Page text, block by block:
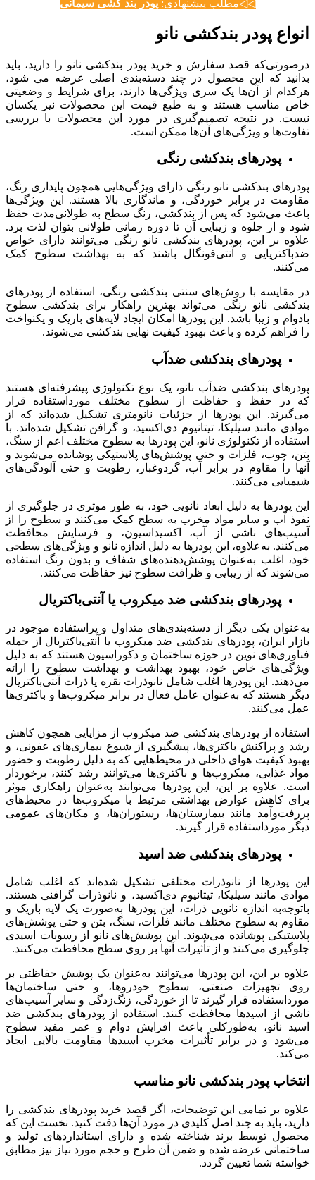
◁◁مطلب پیشنهادی:پودر بند کشی سیمانی
انواع پودر بندکشی نانو
درصورتی‌که قصد سفارش و خرید پودر بندکشی نانو را دارید، باید
بدانید که این محصول در چند دسته‌بندی اصلی عرضه می شود،
هرکدام از آن‌ها یک سری ویژگی‌ها دارند، برای شرایط و وضعیتی
خاص مناسب هستند و به طبع قیمت این محصولات نیز یکسان
نیست. در نتیجه تصمیم‌گیری در مورد این محصولات با بررسی
تفاوت‌ها و ویژگی‌های آن‌ها ممکن است.
پودرهای بندکشی رنگی
پودرهای بندکشی نانو رنگی دارای ویژگی‌هایی همچون پایداری رنگ،
مقاومت در برابر خوردگی، و ماندگاری بالا هستند. این ویژگی‌ها
باعث می‌شود که پس از بندکشی، رنگ سطح به طولانی‌مدت حفظ
شود و از جلوه و زیبایی آن تا دوره زمانی طولانی بتوان لذت برد.
علاوه بر این، پودرهای بندکشی نانو رنگی می‌توانند دارای خواص
ضدباکتریایی و آنتی‌فونگال باشند که به بهداشت سطوح کمک
می‌کنند.
در مقایسه با روش‌های سنتی بندکشی رنگی، استفاده از پودرهای
بندکشی نانو رنگی می‌تواند بهترین راهکار برای بندکشی سطوح
بادوام و زیبا باشد. این پودرها امکان ایجاد لایه‌های باریک و یکنواخت
را فراهم کرده و باعث بهبود کیفیت نهایی بندکشی می‌شوند.
پودرهای بندکشی ضدآب
پودرهای بندکشی ضدآب نانو، یک نوع تکنولوژی پیشرفته‌ای هستند
که در حفظ و حفاظت از سطوح مختلف مورداستفاده قرار
می‌گیرند. این پودرها از جزئیات نانومتری تشکیل شده‌اند که از
موادی مانند سیلیکا، تیتانیوم دی‌اکسید، و گرافن تشکیل شده‌اند. با
استفاده از تکنولوژی نانو، این پودرها به سطوح مختلف اعم از سنگ،
بتن، چوب، فلزات و حتی پوشش‌های پلاستیکی پوشانده می‌شوند و
آنها را مقاوم در برابر آب، گردوغبار، رطوبت و حتی آلودگی‌های
شیمیایی می‌کنند.
این پودرها به دلیل ابعاد نانویی خود، به طور موثری در جلوگیری از
نفوذ آب و سایر مواد مخرب به سطح کمک می‌کنند و سطوح را از
آسیب‌های ناشی از آب، اکسیداسیون، و فرسایش محافظت
می‌کنند. به‌علاوه، این پودرها به دلیل اندازه نانو و ویژگی‌های سطحی
خود، اغلب به‌عنوان پوشش‌دهنده‌های شفاف و بدون رنگ استفاده
می‌شوند که از زیبایی و ظرافت سطوح نیز حفاظت می‌کنند.
پودرهای بندکشی ضد میکروب یا آنتی‌باکتریال
به‌عنوان یکی دیگر از دسته‌بندی‌های متداول و پراستفاده موجود در
بازار ایران، پودرهای بندکشی ضد میکروب یا آنتی‌باکتریال از جمله
فناوری‌های نوین در حوزه ساختمان و دکوراسیون هستند که به دلیل
ویژگی‌های خاص خود، بهبود بهداشت و بهداشت سطوح را ارائه
می‌دهند. این پودرها اغلب شامل نانوذرات نقره یا ذرات آنتی‌باکتریال
دیگر هستند که به‌عنوان عامل فعال در برابر میکروب‌ها و باکتری‌ها
عمل می‌کنند.
استفاده از پودرهای بندکشی ضد میکروب از مزایایی همچون کاهش
رشد و پراکنش باکتری‌ها، پیشگیری از شیوع بیماری‌های عفونی، و
بهبود کیفیت هوای داخلی در محیط‌هایی که به دلیل رطوبت و حضور
مواد غذایی، میکروب‌ها و باکتری‌ها می‌توانند رشد کنند، برخوردار
است. علاوه بر این، این پودرها می‌توانند به‌عنوان راهکاری موثر
برای کاهش عوارض بهداشتی مرتبط با میکروب‌ها در محیط‌های
پررفت‌وآمد مانند بیمارستان‌ها، رستوران‌ها، و مکان‌های عمومی
دیگر مورداستفاده قرار گیرند.
پودرهای بندکشی ضد اسید
این پودرها از نانوذرات مختلفی تشکیل شده‌اند که اغلب شامل
موادی مانند سیلیکا، تیتانیوم دی‌اکسید، و نانوذرات گرافنی هستند.
باتوجه‌به اندازه نانویی ذرات، این پودرها به‌صورت یک لایه باریک و
مقاوم به سطوح مختلف مانند فلزات، سنگ، بتن و حتی پوشش‌های
پلاستیکی پوشانده می‌شوند. این پوشش‌های نانو از رسوبات اسیدی
جلوگیری می‌کنند و از تأثیرات آنها بر روی سطح محافظت می‌کنند.
علاوه بر این، این پودرها می‌توانند به‌عنوان یک پوشش حفاظتی بر
روی تجهیزات صنعتی، سطوح خودروها، و حتی ساختمان‌ها
مورداستفاده قرار گیرند تا از خوردگی، زنگ‌زدگی و سایر آسیب‌های
ناشی از اسیدها محافظت کنند. استفاده از پودرهای بندکشی ضد
اسید نانو، به‌طورکلی باعث افزایش دوام و عمر مفید سطوح
می‌شود و در برابر تأثیرات مخرب اسیدها مقاومت بالایی ایجاد
می‌کند.
انتخاب پودر بندکشی نانو مناسب
علاوه بر تمامی این توضیحات، اگر قصد خرید پودرهای بندکشی را
دارید، باید به چند اصل کلیدی در مورد آن‌ها دقت کنید. نخست این که
محصول توسط برند شناخته شده و دارای استانداردهای تولید و
ساختمانی عرضه شده و ضمن آن طرح و حجم مورد نیاز نیز مطابق
خواسته شما تعیین گردد.